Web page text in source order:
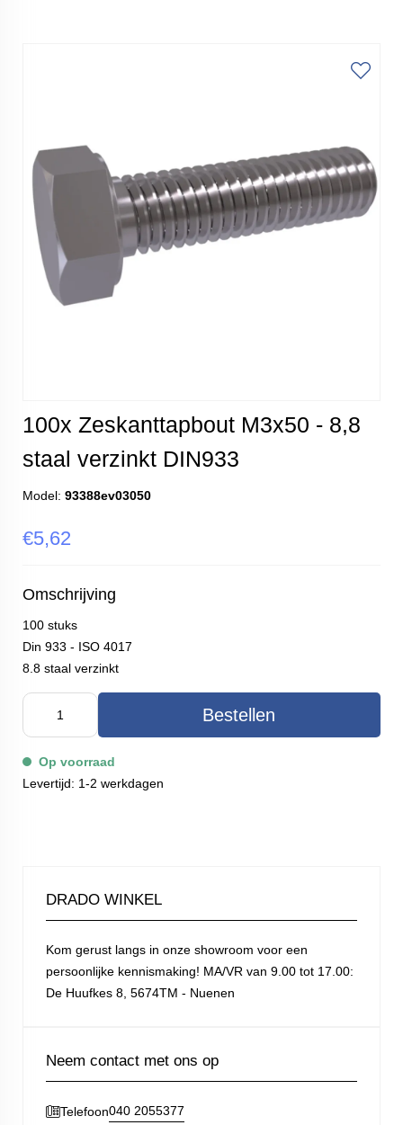
100x Zeskanttapbout M3x50 - 8,8
staal verzinkt DIN933
Model: 93388ev03050
€5,62
Omschrijving
100 stuks
Din 933 - ISO 4017
8.8 staal verzinkt
Bestellen
Op voorraad
Levertijd: 1-2 werkdagen
DRADO WINKEL
Kom gerust langs in onze showroom voor een
persoonlijke kennismaking! MA/VR van 9.00 tot 17.00:
De Huufkes 8, 5674TM - Nuenen
Neem contact met ons op
Telefoon040 2055377